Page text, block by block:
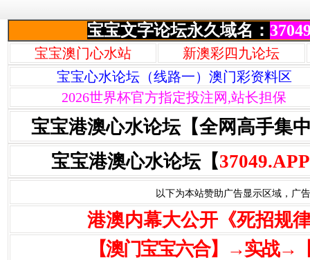
宝宝文字论坛永久域名：
宝宝澳门心水站
新澳彩四九论坛
宝宝心水论坛（线路一）澳门彩资料区
2026世界杯官方指定投注网,站长担保
宝宝港澳心水论坛【全网高手集
宝宝港澳心水论坛【37049.APP
以下为本站赞助广告显示区域，广
港澳内幕大公开《死招规
【澳门宝宝六合】→实战→